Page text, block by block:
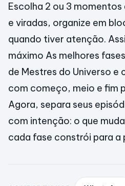
Escolha 2 ou 3
e viradas, organize em
quando tiver atenção.
máximo As melhores
de Mestres do Universo e
com começo, meio e fim
Agora, separa seus
com intenção: o que
cada fase constrói para a